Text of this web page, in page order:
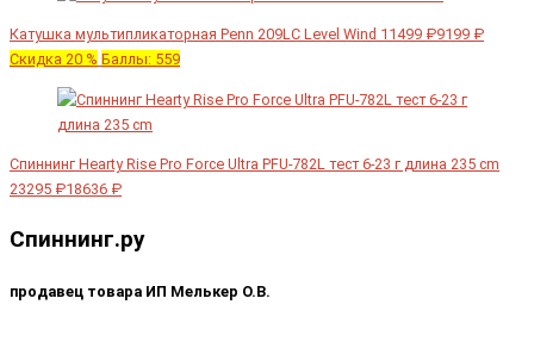
Катушка мультипликаторная Penn 209LC Level Wind 11499 ₽9199 ₽
Скидка 20 % Баллы: 559
Спиннинг Hearty Rise Pro Force Ultra PFU-782L тест 6-23 г длина 235 cm
23295 ₽18636 ₽
Спиннинг.ру
продавец товара ИП Мелькер О.В.